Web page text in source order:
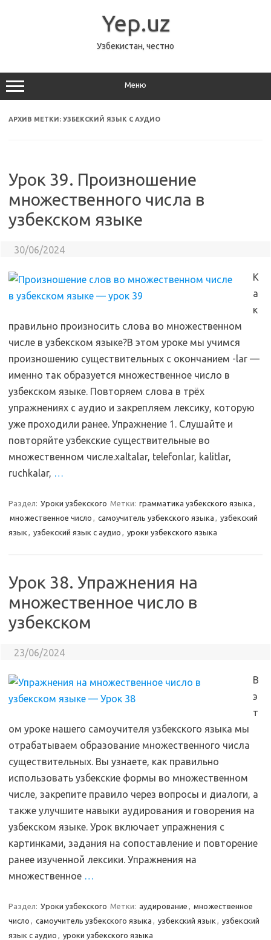
Yep.uz
Узбекистан, честно
Меню
АРХИВ МЕТКИ: УЗБЕКСКИЙ ЯЗЫК С АУДИО
Урок 39. Произношение
множественного числа в
узбекском языке
30/06/2024
К
а
к
правильно произносить слова во множественном
числе в узбекском языке?В этом уроке мы учимся
произношению существительных с окончанием -lar —
именно так образуется множественное число в
узбекском языке. Повторяем слова в трёх
упражнениях с аудио и закрепляем лексику, которую
уже проходили ранее. Упражнение 1. Слушайте и
повторяйте узбекские существительные во
множественном числе.xaltalar, telefonlar, kalitlar,
ruchkalar, …
Раздел: Уроки узбекского Метки: грамматика узбекского языка ,
множественное число , самоучитель узбекского языка , узбекский
язык , узбекский язык с аудио , уроки узбекского языка
Урок 38. Упражнения на
множественное число в
узбекском
23/06/2024
В
э
т
ом уроке нашего самоучителя узбекского языка мы
отрабатываем образование множественного числа
существительных. Вы узнаете, как правильно
использовать узбекские формы во множественном
числе, закрепите правило через вопросы и диалоги, а
также улучшите навыки аудирования и говорения на
узбекском языке. Урок включает упражнения с
картинками, задания на сопоставление и повторение
ранее изученной лексики. Упражнения на
множественное …
Раздел: Уроки узбекского Метки: аудирование , множественное
число , самоучитель узбекского языка , узбекский язык , узбекский
язык с аудио , уроки узбекского языка